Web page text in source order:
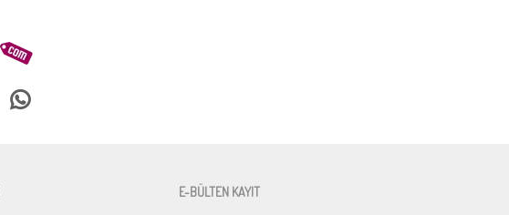
E-BÜLTEN KAYIT